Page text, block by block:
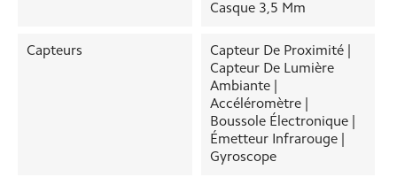
Casque 3,5 Mm
Capteurs
Capteur De Proximité |
Capteur De Lumière
Ambiante |
Accéléromètre |
Boussole Électronique |
Émetteur Infrarouge |
Gyroscope